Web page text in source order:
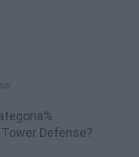
Defense?